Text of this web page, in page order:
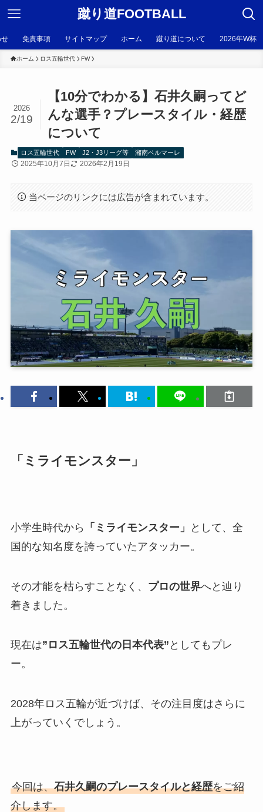
蹴り道FOOTBALL
免責事項 サイトマップ ホーム 蹴り道について 2026年W杯
ホーム ロス五輪世代 FW
【10分でわかる】石井久嗣ってど
んな選手？プレースタイル・経歴
について
2026
2/19
ロス五輪世代 FW J2・J3リーグ等 湘南ベルマーレ
2025年10月7日 2026年2月19日
当ページのリンクには広告が含まれています。
「ミライモンスター」
小学生時代から 「ミライモンスター」
として、全
国的な知名度を誇っていたアタッカー。
その才能を枯らすことなく、 プロの世界へと辿り
着きました。
現在は”ロス五輪世代の日本代表” としてもプレ
ー。
2028年ロス五輪が近づけば、その注目度はさらに
上がっていくでしょう。
今回は、石井久嗣のプレースタイルと経歴をご紹
介します。